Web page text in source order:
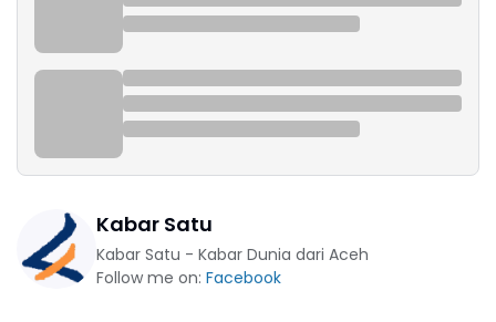
Kabar Satu
Kabar Satu - Kabar Dunia dari Aceh
Follow me on: Facebook